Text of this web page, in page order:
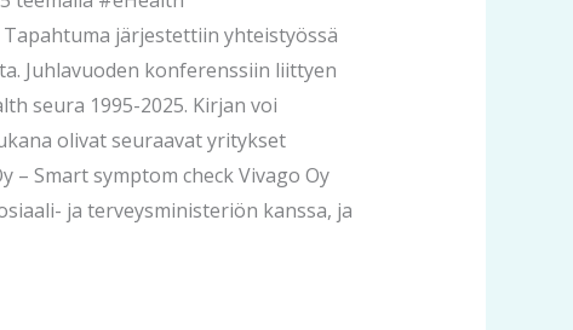
järjestettiin yhteistyössä
Juhlavuoden konferenssiin liittyen
seura 1995-2025. Kirjan voi
olivat seuraavat yritykset
– Smart symptom check Vivago Oy
ja terveysministeriön kanssa, ja